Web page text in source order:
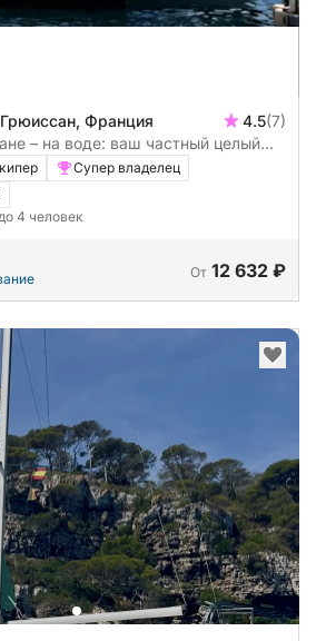
Франция 4.5(7)
– на воде: ваш частный целый
Супер владелец
4 человек
От 12 632 ₽